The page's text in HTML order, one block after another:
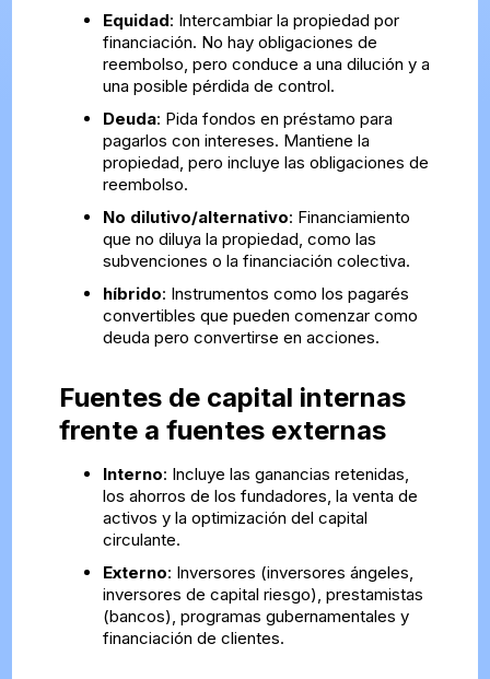
Equidad: Intercambiar la propiedad por
financiación. No hay obligaciones de
reembolso, pero conduce a una dilución y a
una posible pérdida de control.
Deuda: Pida fondos en préstamo para
pagarlos con intereses. Mantiene la
propiedad, pero incluye las obligaciones de
reembolso.
No dilutivo/alternativo: Financiamiento
que no diluya la propiedad, como las
subvenciones o la financiación colectiva.
híbrido: Instrumentos como los pagarés
convertibles que pueden comenzar como
deuda pero convertirse en acciones.
Fuentes de capital internas
frente a fuentes externas
Interno: Incluye las ganancias retenidas,
los ahorros de los fundadores, la venta de
activos y la optimización del capital
circulante.
Externo: Inversores (inversores ángeles,
inversores de capital riesgo), prestamistas
(bancos), programas gubernamentales y
financiación de clientes.